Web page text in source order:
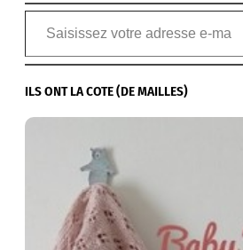
Saisissez votre adresse e-mail…
ILS ONT LA COTE (DE MAILLES)